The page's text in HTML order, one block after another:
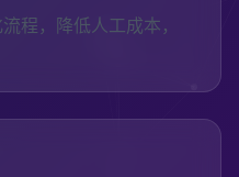
程，降低人工成本，